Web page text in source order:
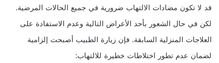
قد لا تكون مضادات الالتهاب ضرورية في جميع الحالات المرضية.
لكن في حال الشعور بأحد الأعراض التالية وعدم الاستفادة على
العلاجات المنزلية السابقة. فإن زيارة الطبيب أصبحت إلزامية
لضمان عدم تطور اختلاطات خطيرة للالتهاب: